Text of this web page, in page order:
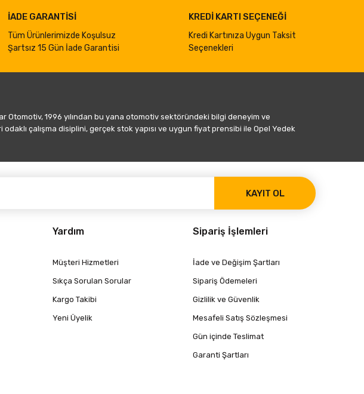
İADE GARANTİSİ
Tüm Ürünlerimizde Koşulsuz
Şartsız 15 Gün İade Garantisi
KREDİ KARTI SEÇENEĞİ
Kredi Kartınıza Uygun Taksit
Seçenekleri
1996 yılından bu yana otomotiv sektöründeki bilgi deneyim ve
çalışma disiplini, gerçek stok yapısı ve uygun fiyat prensibi ile Opel Yedek
KAYIT OL
Yardım
Müşteri Hizmetleri
Sıkça Sorulan Sorular
Kargo Takibi
Yeni Üyelik
Sipariş İşlemleri
İade ve Değişim Şartları
Sipariş Ödemeleri
Gizlilik ve Güvenlik
Mesafeli Satış Sözleşmesi
Gün içinde Teslimat
Garanti Şartları